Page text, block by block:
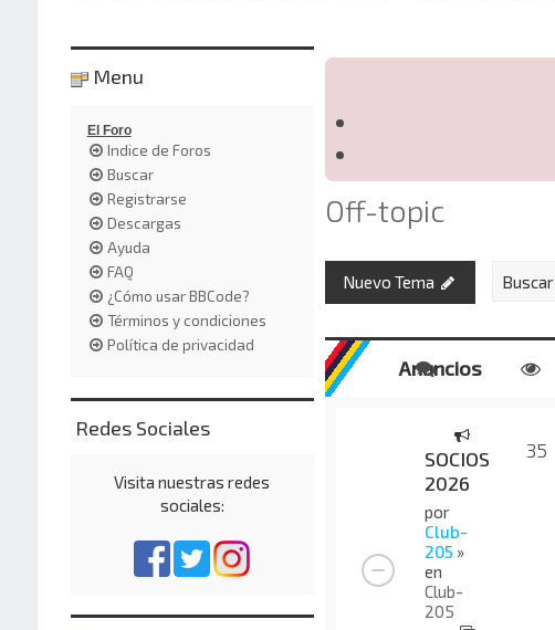
Off-topic
Nuevo Tema
Anuncios
SOCIOS
2026
por
Club-
205 »
en
Club-
205
35
Menu
El Foro
Indice de Foros
Buscar
Registrarse
Descargas
Ayuda
FAQ
¿Cómo usar BBCode?
Términos y condiciones
Política de privacidad
Redes Sociales
Visita nuestras redes
sociales: